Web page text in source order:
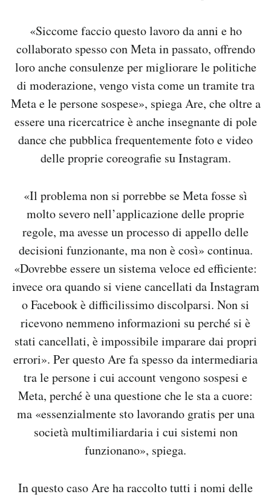
«Siccome faccio questo lavoro da anni e ho
collaborato spesso con Meta in passato, offrendo
loro anche consulenze per migliorare le politiche
di moderazione, vengo vista come un tramite tra
Meta e le persone sospese», spiega Are, che oltre a
essere una ricercatrice è anche insegnante di pole
dance che pubblica frequentemente foto e video
delle proprie coreografie su Instagram.
«Il problema non si porrebbe se Meta fosse sì
molto severo nell’applicazione delle proprie
regole, ma avesse un processo di appello delle
decisioni funzionante, ma non è così» continua.
«Dovrebbe essere un sistema veloce ed efficiente:
invece ora quando si viene cancellati da Instagram
o Facebook è difficilissimo discolparsi. Non si
ricevono nemmeno informazioni su perché si è
stati cancellati, è impossibile imparare dai propri
errori». Per questo Are fa spesso da intermediaria
tra le persone i cui account vengono sospesi e
Meta, perché è una questione che le sta a cuore:
ma «essenzialmente sto lavorando gratis per una
società multimiliardaria i cui sistemi non
funzionano», spiega.
In questo caso Are ha raccolto tutti i nomi delle